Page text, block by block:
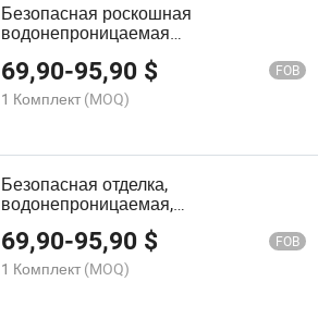
Безопасная роскошная
водонепроницаемая
экологически чистая стальная дверь
для квартир на заказ
69,90-95,90 $ FOB
1 Комплект (MOQ)
Безопасная отделка,
водонепроницаемая,
антикоррозийная, удобные
экологически чистые материалы,
стальные квартиры, настраиваемая
входная дверь
69,90-95,90 $ FOB
1 Комплект (MOQ)